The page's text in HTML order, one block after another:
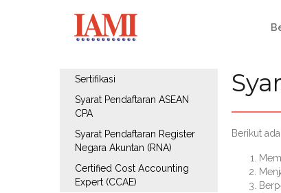
Sertifikasi
Syarat Pendaftaran ASEAN
CPA
Syarat Pendaftaran Register
Negara Akuntan (RNA)
Certified Cost Accounting
Expert (CCAE)
Berikut